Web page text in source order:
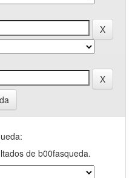
de b00fasqueda.